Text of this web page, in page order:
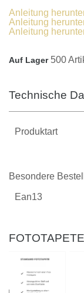
Anleitung
Anleitung
Anleitung
Auf Lager 500
Technische
Produktart
Besondere
Ean13